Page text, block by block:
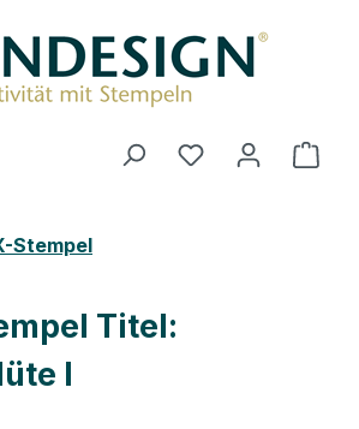
Du hast 0
Stempel
Titel:
l